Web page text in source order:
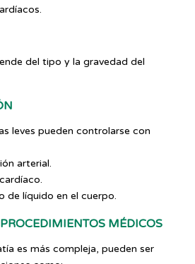
del tipo y la gravedad del
leves pueden controlarse con
arterial.
de líquido en el cuerpo.
MÉDICOS
es más compleja, pueden ser